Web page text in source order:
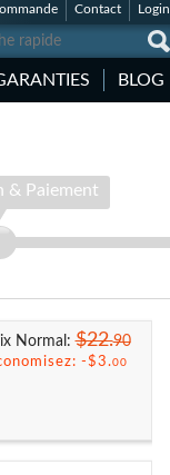
Contact Login
BLOG
& Paiement
Normal:$22.90
-$3.00